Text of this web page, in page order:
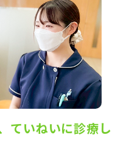
ていねいに診療し